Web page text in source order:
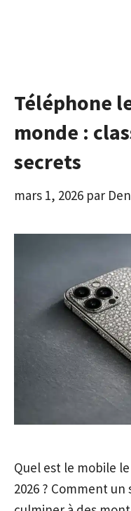
Téléphone
monde :
secrets
mars 1, 2026 par
Quel est le mobile
2026 ? Comment